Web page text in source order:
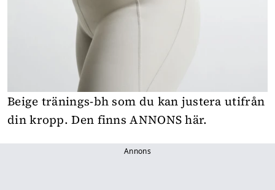
Beige tränings-bh som du kan justera utifrån
din kropp. Den finnsANNONS här.
Annons